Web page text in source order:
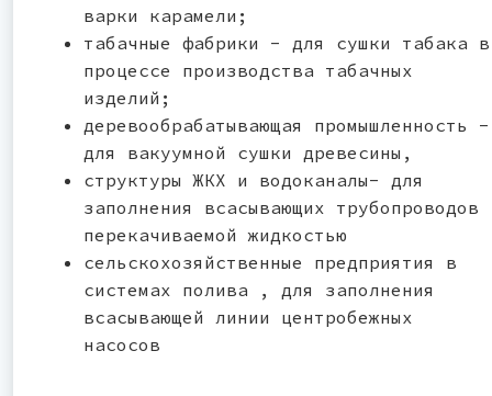
варки карамели;
табачные фабрики - для сушки табака в
процессе производства табачных
изделий;
деревообрабатывающая промышленность -
для вакуумной сушки древесины,
структуры ЖКХ и водоканалы- для
заполнения всасывающих трубопроводов
перекачиваемой жидкостью
сельскохозяйственные предприятия в
системах полива , для заполнения
всасывающей линии центробежных
насосов